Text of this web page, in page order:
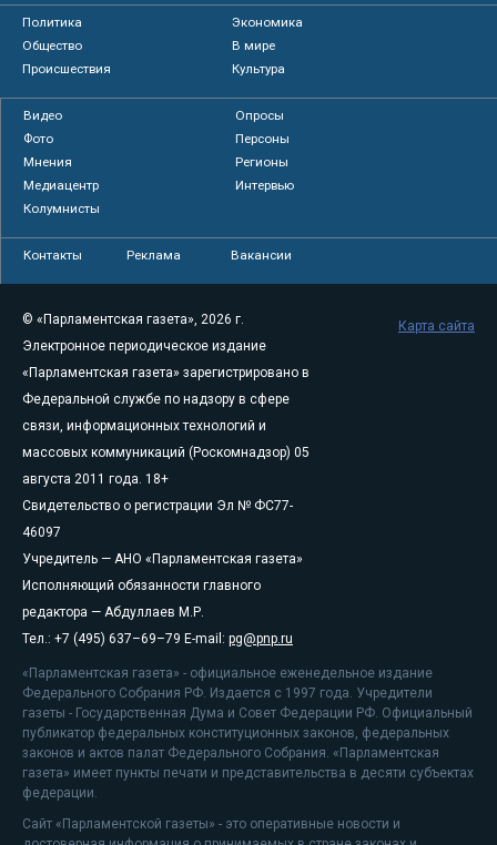
Политика
Экономика
Общество
В мире
Происшествия
Культура
Видео
Опросы
Фото
Персоны
Мнения
Регионы
Медиацентр
Интервью
Колумнисты
Контакты Реклама Вакансии
© «Парламентская газета», 2026 г.
Электронное периодическое издание
«Парламентская газета» зарегистрировано в
Федеральной службе по надзору в сфере
связи, информационных технологий и
массовых коммуникаций (Роскомнадзор) 05
августа 2011 года. 18+
Свидетельство о регистрации Эл № ФС77-
46097
Учредитель — АНО «Парламентская газета»
Исполняющий обязанности главного
редактора — Абдуллаев М.Р.
Тел.: +7 (495) 637–69–79 E-mail: pg@pnp.ru
«Парламентская газета» - официальное еженедельное издание
Федерального Собрания РФ. Издается с 1997 года. Учредители
газеты - Государственная Дума и Совет Федерации РФ. Официальный
публикатор федеральных конституционных законов, федеральных
законов и актов палат Федерального Собрания. «Парламентская
газета» имеет пункты печати и представительства в десяти субъектах
федерации.
Сайт «Парламентской газеты» - это оперативные новости и
Карта сайта